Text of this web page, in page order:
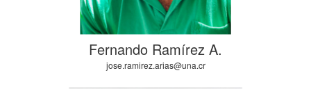
Fernando Ramírez A.
jose.ramirez.arias@una.cr